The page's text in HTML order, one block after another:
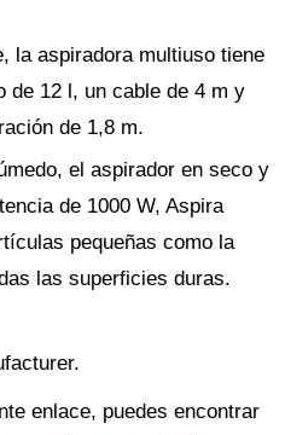
la aspiradora multiuso tiene
de 12 l, un cable de 4 m y
de 1,8 m.
el aspirador en seco y
de 1000 W, Aspira
pequeñas como la
las superficies duras.
enlace, puedes encontrar